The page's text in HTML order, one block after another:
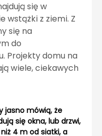
się w
wstążki z ziemi. Z
się na
do
Projekty domu na
wiele, ciekawych
jasno mówią, że
się okna, lub drzwi,
4 m od siatki, a